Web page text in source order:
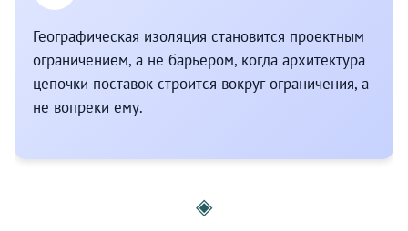
Географическая изоляция становится проектным
ограничением, а не барьером, когда архитектура
цепочки поставок строится вокруг ограничения, а
не вопреки ему.
◈